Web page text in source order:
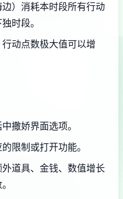
）消耗本时段所有行动
时段。
动点数极大值可以增
撒娇界面选项。
限制或打开功能。
道具、金钱、数值增长